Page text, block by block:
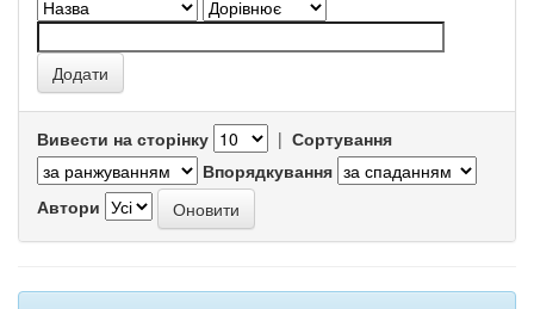
Вивести на сторінку | Сортування
Впорядкування
Автори